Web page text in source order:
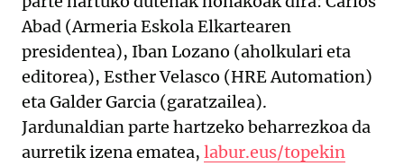
Abad (Armeria Eskola Elkartearen
presidentea), Iban Lozano (aholkulari eta
editorea), Esther Velasco (HRE Automation)
eta Galder Garcia (garatzailea).
Jardunaldian parte hartzeko beharrezkoa da
aurretik izena ematea, labur.eus/topekin